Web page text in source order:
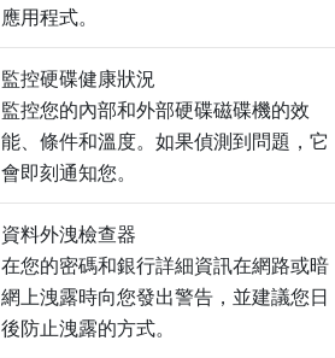
應用程式。
監控硬碟健康狀況
監控您的內部和外部硬碟磁碟機的效
能、條件和溫度。如果偵測到問題，它
會即刻通知您。
資料外洩檢查器
在您的密碼和銀行詳細資訊在網路或暗
網上洩露時向您發出警告，並建議您日
後防止洩露的方式。